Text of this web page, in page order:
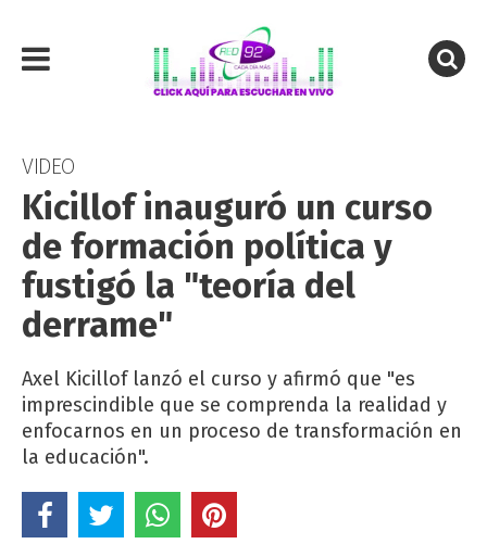
VIDEO
Kicillof inauguró un curso
de formación política y
fustigó la "teoría del
derrame"
Axel Kicillof lanzó el curso y afirmó que "es
imprescindible que se comprenda la realidad y
enfocarnos en un proceso de transformación en
la educación".